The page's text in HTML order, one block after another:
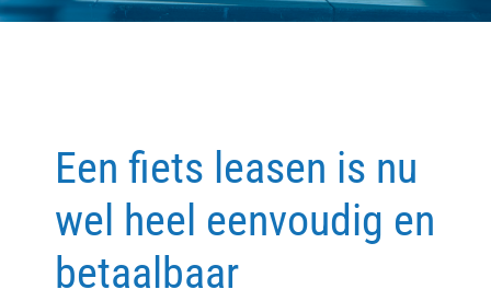
Modellen
Contact
Een fiets leasen is nu
wel heel eenvoudig en
betaalbaar